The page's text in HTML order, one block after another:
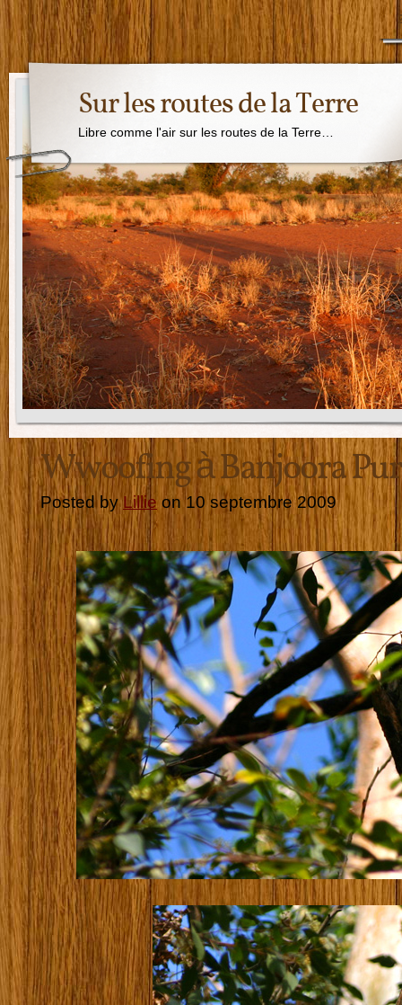
Sur les routes de la Terre
Libre comme l'air sur les routes de la Terre…
Wwoofing à Banjoora
Posted byLillie on 10 septembre 2009